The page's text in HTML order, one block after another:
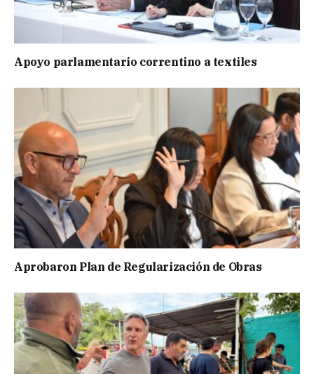
Apoyo parlamentario correntino a textiles
Aprobaron Plan de Regularización de Obras